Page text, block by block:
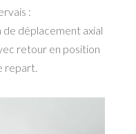
:
de déplacement axial
retour en position
repart.